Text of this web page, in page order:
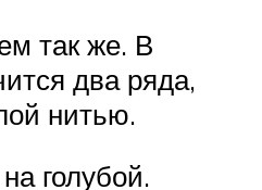
так же. В
два ряда,
нитью.
голубой.